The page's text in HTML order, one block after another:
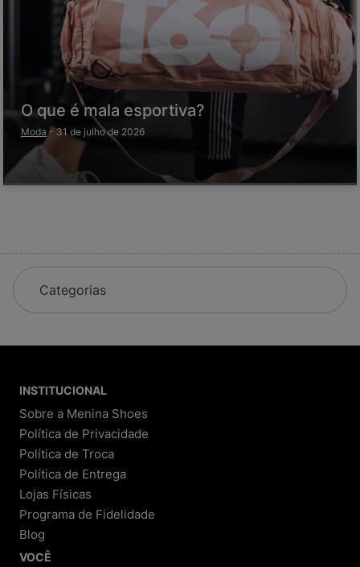
O que é mala esportiva?
Moda - 31 de julho de 2026
Categorias
INSTITUCIONAL
Sobre a Menina Shoes
Política de Privacidade
Política de Troca
Política de Entrega
Lojas Físicas
Programa de Fidelidade
Blog
VOCÊ